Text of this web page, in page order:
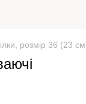
розмір 36 (23